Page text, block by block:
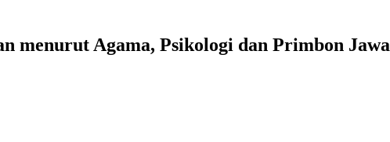
menurut Agama, Psikologi dan Primbon Jawa